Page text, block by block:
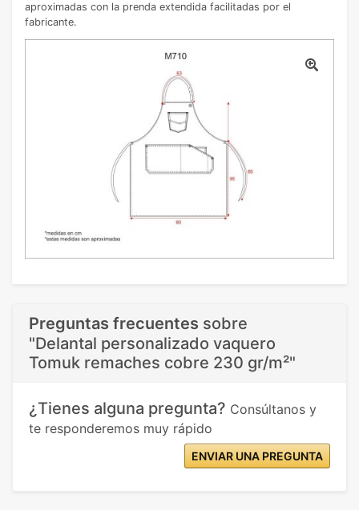
aproximadas con la prenda extendida facilitadas por el
fabricante.
Preguntas frecuentes sobre
"Delantal personalizado vaquero
Tomuk remaches cobre 230 gr/m²"
¿Tienes alguna pregunta? Consúltanos y
te responderemos muy rápido
ENVIAR UNA PREGUNTA